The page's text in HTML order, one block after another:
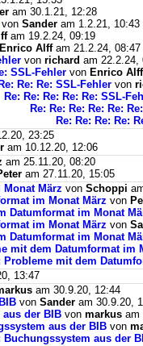
am 30.1.21, 12:28
Sander am 1.2.21, 10:43
am 19.2.24, 09:19
Enrico Alffam 21.2.24, 08:47
von richard am 22.2.24,
SSL-Fehler von Enrico Alff
Re: Re: SSL-Fehler von
Re: Re: Re: Re: Re: SSL-
Re: Re: Re: Re: Re:
Re: Re: Re: Re:
23:25
am 10.12.20, 12:06
am 25.11.20, 08:20
am 27.11.20, 15:05
März von Schoppi
im Monat März von
Datumformat im Monat
im Monat März von
Datumformat im Monat
mit dem Datumformat im
Probleme mit dem
13:47
am 30.9.20, 12:44
von Sander am 30.9.20,
aus der BIB von markus am
aus der BIB von
Buchungssystem aus der